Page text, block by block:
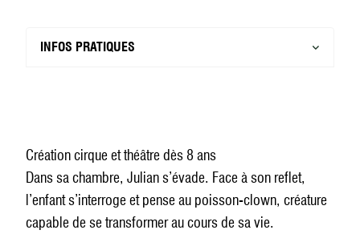
Création cirque et théâtre dès 8 ans
Dans sa chambre, Julian s’évade. Face à son reflet,
l’enfant s’interroge et pense au poisson-clown, créature
capable de se transformer au cours de sa vie.
INFOS PRATIQUES